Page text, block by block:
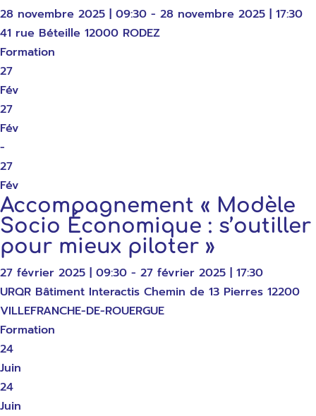
28 novembre 2025 | 09:30 - 28 novembre 2025 | 17:30
41 rue Béteille 12000 RODEZ
Formation
27
Fév
27
Fév
-
27
Fév
Accompagnement « Modèle
Socio Économique : s’outiller
pour mieux piloter »
27 février 2025 | 09:30 - 27 février 2025 | 17:30
URQR Bâtiment Interactis Chemin de 13 Pierres 12200
VILLEFRANCHE-DE-ROUERGUE
Formation
24
Juin
24
Juin